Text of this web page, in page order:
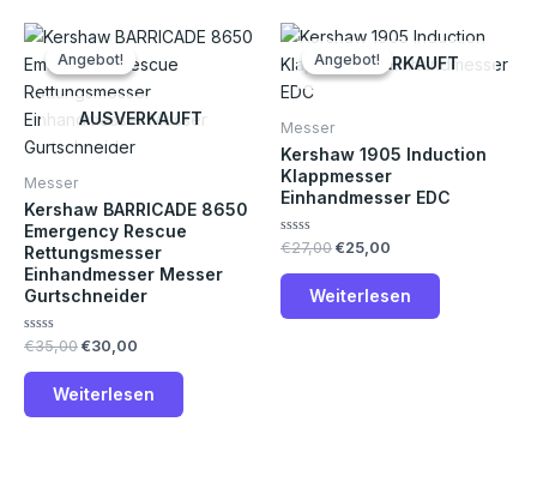
Angebot!
AUSVERKAUFT
Angebot!
Messer
Kershaw BARRICADE 8650
Emergency Rescue
Rettungsmesser
Einhandmesser Messer
Gurtschneider
Bewertet
0
€35,00
Ursprünglicher
Preis
war:
€35,00
€30,00
Aktueller
ist:
€30,00.
Weiterlesen
Angebot!
AUSVERKAUFT
Angebot!
Messer
Kershaw 1905 Induction
Klappmesser
Einhandmesser EDC
Bewertet
0
€27,00
Ursprünglicher
Preis
war:
€25,00
Aktueller
ist:
Weiterlesen